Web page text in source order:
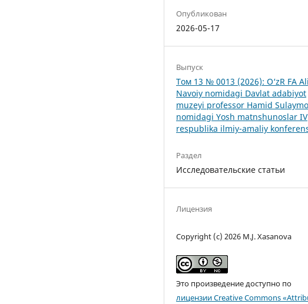
Опубликован
2026-05-17
Выпуск
Том 13 № 0013 (2026): O‘zR FA
Navoiy nomidagi Davlat adabiyot
muzeyi professor Hamid
nomidagi Yosh matnshunoslar IV
respublika ilmiy-amaliy
Раздел
Исследовательские статьи
Лицензия
Copyright (c) 2026 M.J. Xasanova
Это произведение доступно по
лицензии Creative Commons